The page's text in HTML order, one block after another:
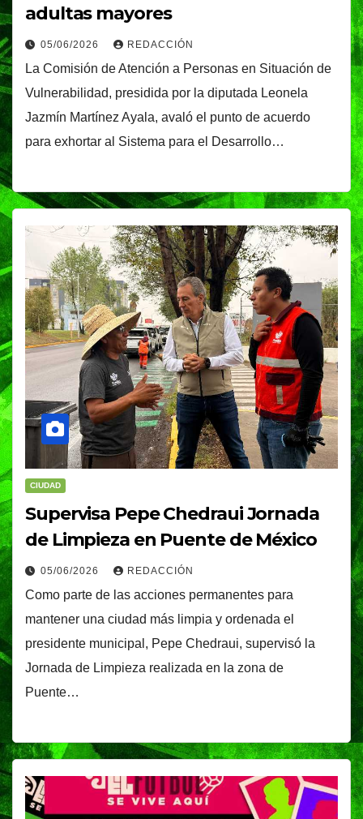
adultas mayores
05/06/2026 REDACCIÓN
La Comisión de Atención a Personas en Situación de
Vulnerabilidad, presidida por la diputada Leonela
Jazmín Martínez Ayala, avaló el punto de acuerdo
para exhortar al Sistema para el Desarrollo…
CIUDAD
Supervisa Pepe Chedraui Jornada
de Limpieza en Puente de México
05/06/2026 REDACCIÓN
Como parte de las acciones permanentes para
mantener una ciudad más limpia y ordenada el
presidente municipal, Pepe Chedraui, supervisó la
Jornada de Limpieza realizada en la zona de
Puente…